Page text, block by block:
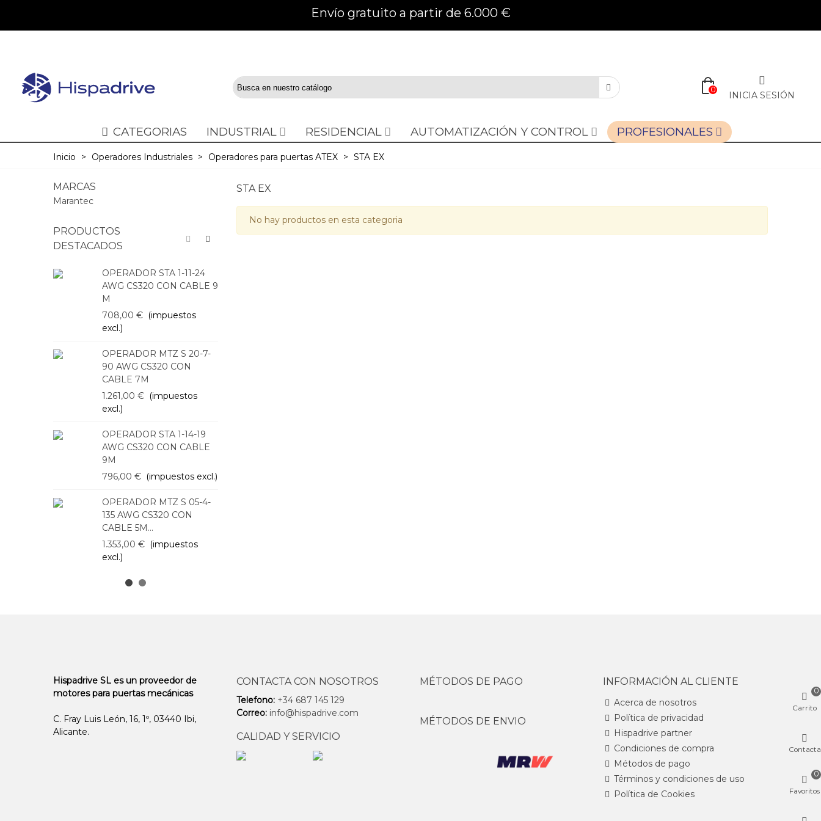
Envío gratuito a partir de 6.000 €
0
INICIA SESIÓN
CATEGORIAS INDUSTRIAL RESIDENCIAL AUTOMATIZACIÓN Y CONTROL PROFESIONALES
Inicio > Operadores Industriales > Operadores para puertas ATEX > STA EX
MARCAS
Marantec
PRODUCTOS
DESTACADOS
OPERADOR STA 1-11-24
AWG CS320 CON CABLE 9
M
708,00 € (impuestos
excl.)
OPERADOR MTZ S 20-7-
90 AWG CS320 CON
CABLE 7M
1.261,00 € (impuestos
excl.)
OPERADOR STA 1-14-19
AWG CS320 CON CABLE
9M
796,00 € (impuestos excl.)
OPERADOR MTZ S 05-4-
135 AWG CS320 CON
CABLE 5M...
1.353,00 € (impuestos
excl.)
STA EX
No hay productos en esta categoria
Hispadrive SL es un proveedor de
motores para puertas mecánicas
C. Fray Luis León, 16, 1º, 03440 Ibi,
Alicante.
CONTACTA CON NOSOTROS
Telefono: +34 687 145 129
Correo: info@hispadrive.com
CALIDAD Y SERVICIO
MÉTODOS DE PAGO
MÉTODOS DE ENVIO
INFORMACIÓN AL CLIENTE
Acerca de nosotros
Política de privacidad
Hispadrive partner
Condiciones de compra
Métodos de pago
Términos y condiciones de uso
Política de Cookies
Carrito
0
Contacta
Favoritos
0